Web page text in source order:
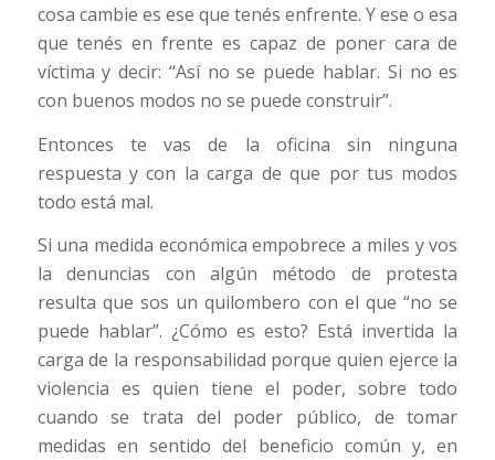
cosa cambie es ese que tenés enfrente. Y ese o esa
que tenés en frente es capaz de poner cara de
víctima y decir: “Así no se puede hablar. Si no es
con buenos modos no se puede construir”.
Entonces te vas de la oficina sin ninguna
respuesta y con la carga de que por tus modos
todo está mal.
Si una medida económica empobrece a miles y vos
la denuncias con algún método de protesta
resulta que sos un quilombero con el que “no se
puede hablar”. ¿Cómo es esto? Está invertida la
carga de la responsabilidad porque quien ejerce la
violencia es quien tiene el poder, sobre todo
cuando se trata del poder público, de tomar
medidas en sentido del beneficio común y, en